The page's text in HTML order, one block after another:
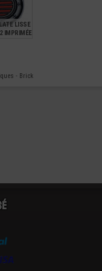
LISSE
IMPRIMÉE
- Brick